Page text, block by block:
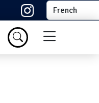
Select your
Menu du